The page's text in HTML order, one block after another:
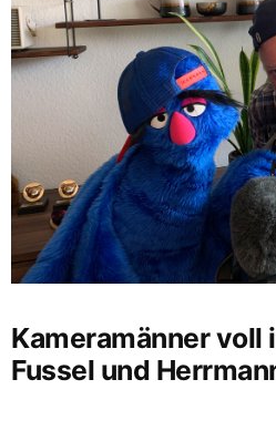
Kameramänner voll
Fussel und